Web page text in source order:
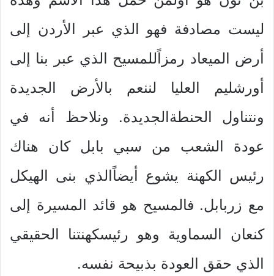
ليست مصادفة فهو الذي عبر الأردن إلى
أرض الميعاد رمزاًللمسيح الذي عبر بنا إلى
أورشليم العليا لننعم بالأرض الجديدة
ونتناول الحنطةالجديدة. ونلاحظ أنه في
عودة الشعب من سبي بابل كان هناك
رئيس الكهنة يشوع أيضاًالذي بنى الهيكل
مع زربابل. فالمسيح هو قائد المسيرة إلى
كنعان السماوية وهو رئيسكهنتنا الحقيقي
الذي حقق العودة بذبيحة نفسه.